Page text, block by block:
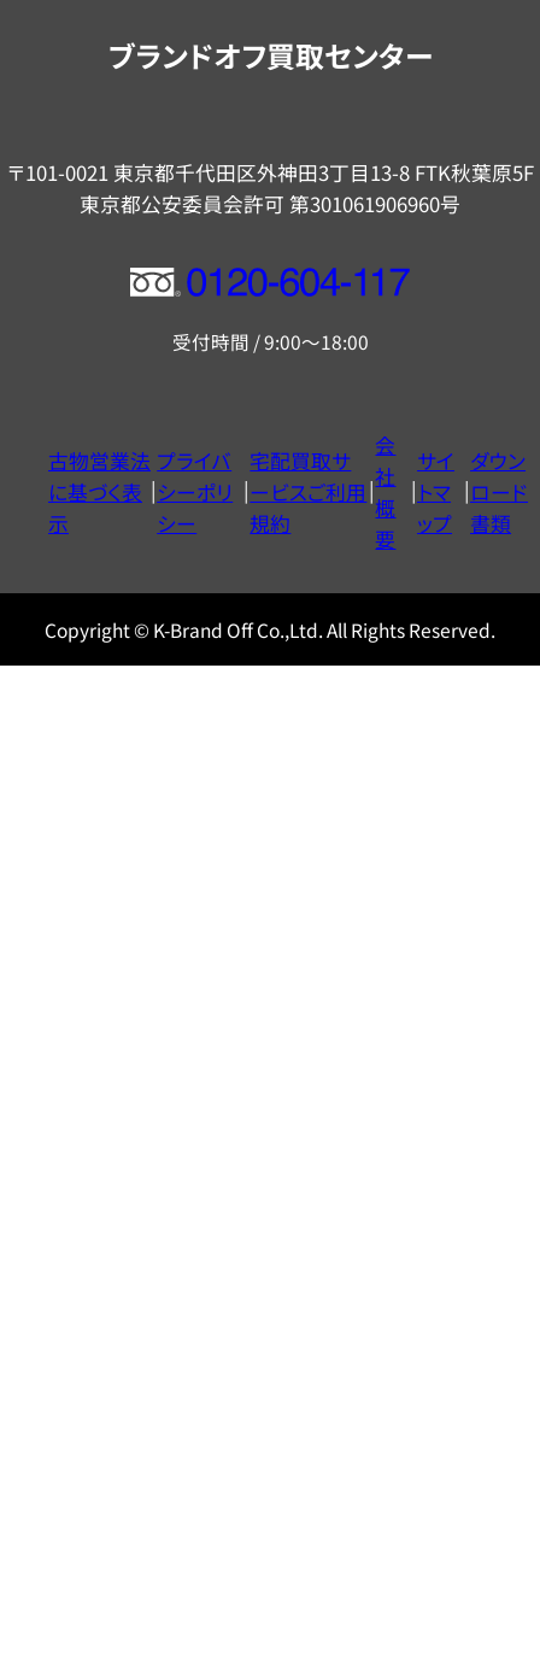
ブランドオフ買取センター
〒101-0021 東京都千代田区外神田3丁目13-8 FTK秋葉原5F
東京都公安委員会許可 第301061906960号
フ
ー
ヤ
ル
0120604117
受付時間 / 9:00～18:00
古物営業法
に基づく表
示
プライバ
シーポリ
シー
宅配買取サ
ービスご利用
規約
会
社
概
要
サイ
トマ
ップ
ダウン
ロード
書類
Copyright © K-Brand Off Co.,Ltd. All Rights Reserved.